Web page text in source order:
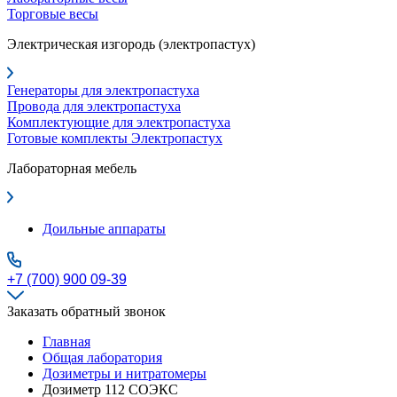
Торговые весы
Электрическая изгородь (электропастух)
Генераторы для электропастуха
Провода для электропастуха
Комплектующие для электропастуха
Готовые комплекты Электропастух
Лабораторная мебель
Доильные аппараты
+7 (700) 900 09-39
Заказать обратный звонок
Главная
Общая лаборатория
Дозиметры и нитратомеры
Дозиметр 112 СОЭКС